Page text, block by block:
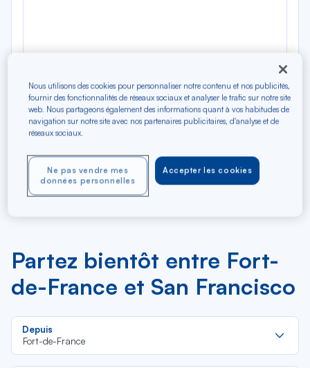
06
Je
AOÛ
07
Ve
08
Sa
09
Di
10
Lu
11
Ma
12
Me
13
Je
14
Ve
15
Sa
16
Di
17
Lu
économique et sous réserve de disponibilité au moment de la
réservation. Des frais supplémentaires peuvent être appliqués pour
les produits et services optionnels.
Partez bientôt entre Fort-
de-France et San Francisco
Depuis
Fort-de-France
Nous utilisons des cookies pour personnaliser notre contenu et nos publicités,
fournir des fonctionnalités de réseaux sociaux et analyser le trafic sur notre site
web. Nous partageons également des informations quant à vos habitudes de
navigation sur notre site avec nos partenaires publicitaires, d'analyse et de
réseaux sociaux.
Accepter les cookies
Ne pas vendre mes
données personnelles